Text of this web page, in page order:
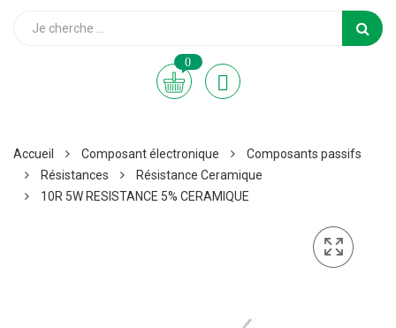
0
Accueil Composant électronique
Composants passifs
Résistances
Résistance Ceramique
10R 5W RESISTANCE 5% CERAMIQUE